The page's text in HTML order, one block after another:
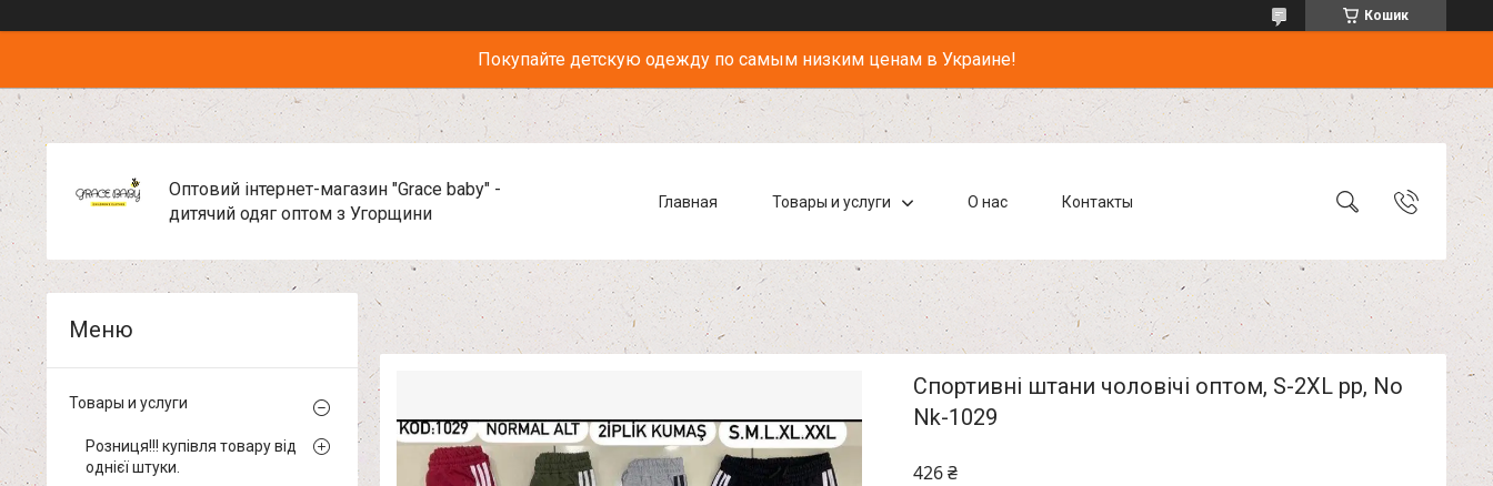
Кошик
Покупайте детскую одежду по самым низким ценам в Украине!
Оптовий інтернет-магазин "Grace baby" -
дитячий одяг оптом з Угорщини
Главная Товары и услуги О нас Контакты
Спортивні штани чоловічі оптом, S-2XL рр, No
Nk-1029
426 ₴
Товары и услуги
Розниця!!! купівля товару від
однієї штуки.